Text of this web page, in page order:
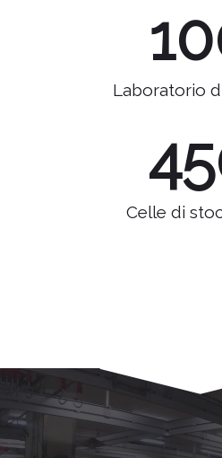
Laboratorio
Celle di